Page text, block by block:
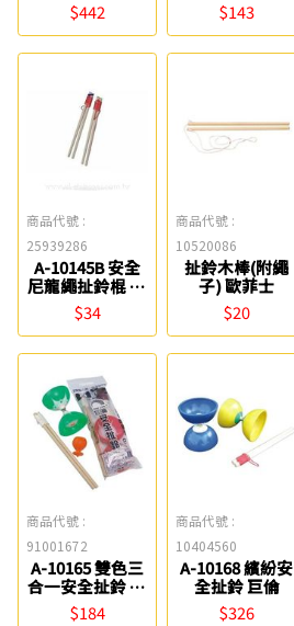
$442
$143
商品代號 :
25939286
A-10145B 安全
尼龍繩扯鈴棍 巨
倫
$34
商品代號 :
10520086
扯鈴木棒(附繩
子) 歐菲士
$20
商品代號 :
91001672
A-10165 雙色三
合一安全扯鈴 巨
倫
$184
商品代號 :
10404560
A-10168 繽紛安
全扯鈴 巨倫
$326